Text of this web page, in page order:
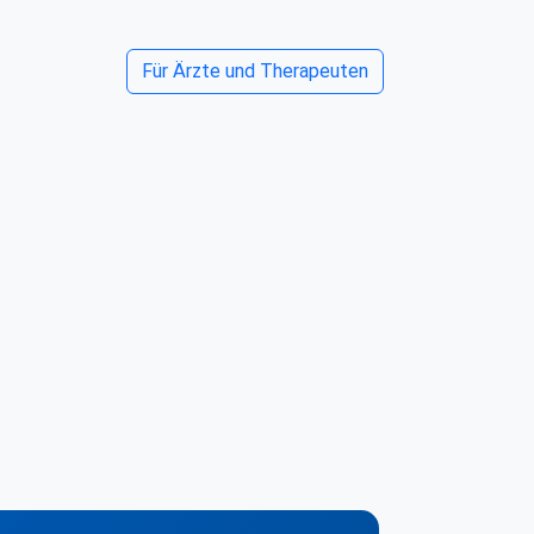
Für Ärzte und Therapeuten